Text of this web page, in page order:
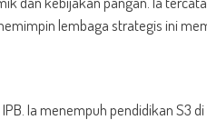
lembaga strategis ini
Ia menempuh pendidikan S3